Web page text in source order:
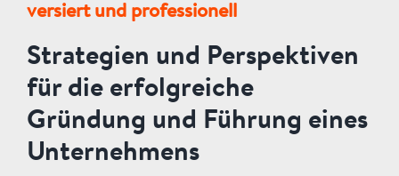
versiert und professionell
Strategien und Perspektiven
für die erfolgreiche
Gründung und Führung eines
Unternehmens